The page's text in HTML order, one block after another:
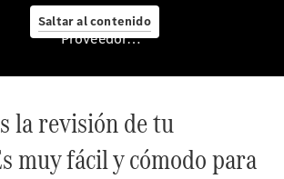
Saltar al contenido
posventa y
Proveedor/Protección de datos
la revisión de tu
muy fácil y cómodo para